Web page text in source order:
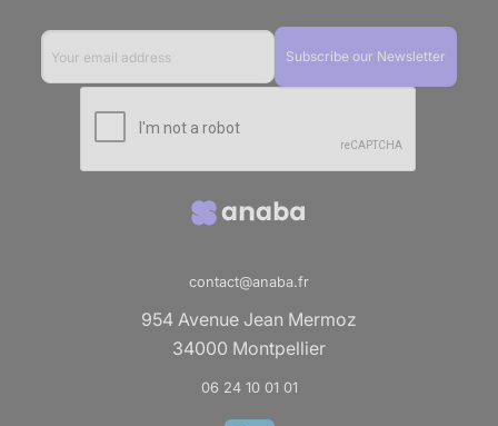
contact@anaba.fr
954 Avenue Jean Mermoz
34000 Montpellier
06 24 10 01 01